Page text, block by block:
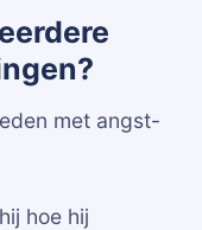
met angst-
hoe hij